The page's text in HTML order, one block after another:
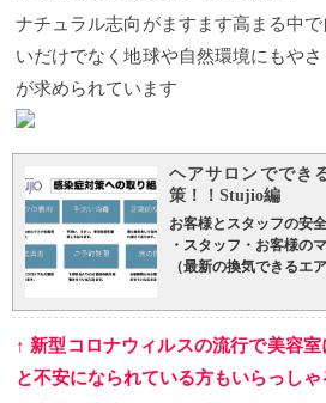
ナチュラル志向がますます高まる中
いだけでなく地球や自然環境にもや
が求められています
ヘアサロンででき
策！！Stujio編
お客様とスタッフの安
・スタッフ・お客様の
（最新の換気できるエ
スクを高めるサービス
ど） ・席の間隔を広
て間隔を開けています
の制限 ・座席、手すり
↑ 新型コロナウィルスの流行で美容
と不安になられている方もいらっしゃ